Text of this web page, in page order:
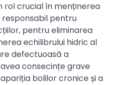
rol crucial în menținerea
pentru
pentru eliminarea
echilibrului hidric al
defectuoasă a
consecințe grave
bolilor cronice și a